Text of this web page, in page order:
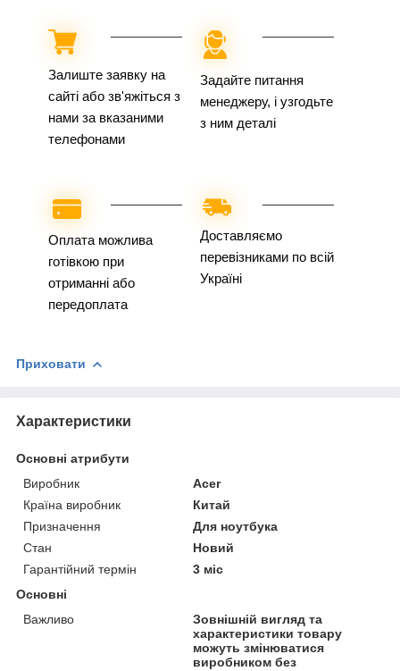
Залиште заявку на
сайті або зв'яжіться з
нами за вказаними
телефонами
Задайте питання
менеджеру, і узгодьте
з ним деталі
Оплата можлива
готівкою при
отриманні або
передоплата
Доставляємо
перевізниками по всій
Україні
Приховати
Характеристики
Основні атрибути
Виробник
Acer
Країна виробник
Китай
Призначення
Для ноутбука
Стан
Новий
Гарантійний термін
3 міс
Основні
Важливо
Зовнішній вигляд та
характеристики товару
можуть змінюватися
виробником без